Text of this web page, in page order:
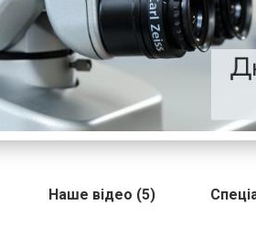
Наше відео (5)